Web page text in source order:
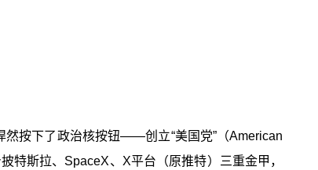
然按下了政治核按钮——创立“美国党”（American
特斯拉、SpaceX、X平台（原推特）三重金甲，